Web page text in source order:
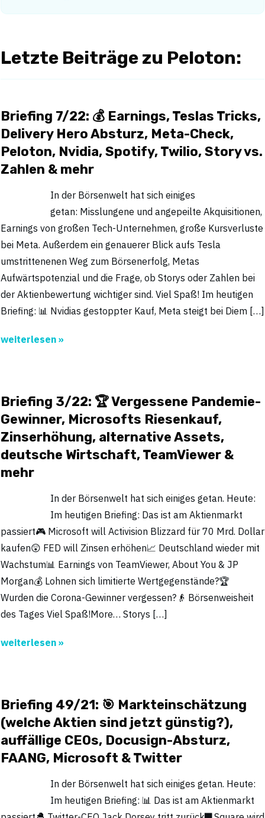
Letzte Beiträge zu Peloton:
Briefing 7/22: 💰 Earnings, Teslas Tricks,
Delivery Hero Absturz, Meta-Check,
Peloton, Nvidia, Spotify, Twilio, Story vs.
Zahlen & mehr
In der Börsenwelt hat sich einiges
getan: Misslungene und angepeilte Akquisitionen,
Earnings von großen Tech-Unternehmen, große Kursverluste
bei Meta. Außerdem ein genauerer Blick aufs Tesla
umstrittenenen Weg zum Börsenerfolg, Metas
Aufwärtspotenzial und die Frage, ob Storys oder Zahlen bei
der Aktienbewertung wichtiger sind. Viel Spaß! Im heutigen
Briefing: 📊 Nvidias gestoppter Kauf, Meta steigt bei Diem […]
weiterlesen »
Briefing 3/22: 🏆 Vergessene Pandemie-
Gewinner, Microsofts Riesenkauf,
Zinserhöhung, alternative Assets,
deutsche Wirtschaft, TeamViewer &
mehr
In der Börsenwelt hat sich einiges getan. Heute:
Im heutigen Briefing: Das ist am Aktienmarkt
passiert🎮 Microsoft will Activision Blizzard für 70 Mrd. Dollar
kaufen😲 FED will Zinsen erhöhen📈 Deutschland wieder mit
Wachstum📊 Earnings von TeamViewer, About You & JP
Morgan💰 Lohnen sich limitierte Wertgegenstände?🏆
Wurden die Corona-Gewinner vergessen?👴 Börsenweisheit
des Tages Viel Spaß!More… Storys […]
weiterlesen »
Briefing 49/21: 🎯 Markteinschätzung
(welche Aktien sind jetzt günstig?),
auffällige CEOs, Docusign-Absturz,
FAANG, Microsoft & Twitter
In der Börsenwelt hat sich einiges getan. Heute:
Im heutigen Briefing: 📊 Das ist am Aktienmarkt